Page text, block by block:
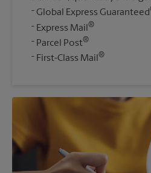
Global Express Guaranteed
Express Mail ®
Parcel Post®
First-Class Mail®